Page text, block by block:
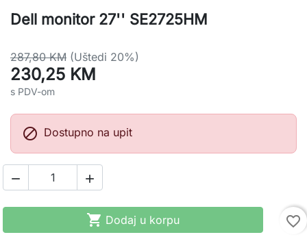
Dell monitor 27'' SE2725HM
287,80 KM (Uštedi 20%)
230,25 KM
s PDV-om
 Dostupno na upit
 
 Dodaj u korpu
favorite_border